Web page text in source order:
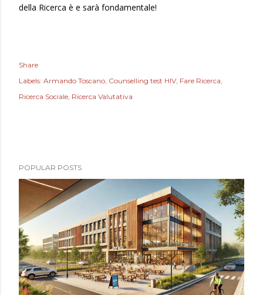
della Ricerca è e sarà fondamentale!
Share
Labels: Armando Toscano Counselling test HIV Fare Ricerca
Ricerca Sociale Ricerca Valutativa
POPULAR POSTS